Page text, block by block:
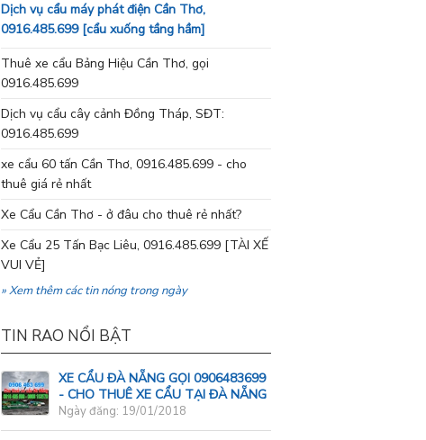
Dịch vụ cẩu máy phát điện Cần Thơ,
0916.485.699 [cẩu xuống tầng hầm]
Thuê xe cẩu Bảng Hiệu Cần Thơ, gọi
0916.485.699
Dịch vụ cẩu cây cảnh Đồng Tháp, SĐT:
0916.485.699
xe cẩu 60 tấn Cần Thơ, 0916.485.699 - cho
thuê giá rẻ nhất
Xe Cẩu Cần Thơ - ở đâu cho thuê rẻ nhất?
Xe Cẩu 25 Tấn Bạc Liêu, 0916.485.699 [TÀI XẾ
VUI VẺ]
» Xem thêm các tin nóng trong ngày
TIN RAO NỔI BẬT
XE CẨU ĐÀ NẴNG GỌI 0906483699
- CHO THUÊ XE CẨU TẠI ĐÀ NẴNG
Ngày đăng: 19/01/2018